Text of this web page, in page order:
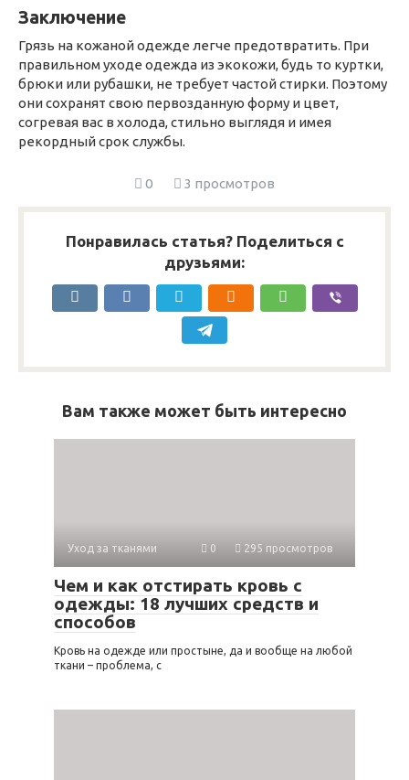
Заключение
Грязь на кожаной одежде легче предотвратить. При
правильном уходе одежда из экокожи, будь то куртки,
брюки или рубашки, не требует частой стирки. Поэтому
они сохранят свою первозданную форму и цвет,
согревая вас в холода, стильно выглядя и имея
рекордный срок службы.
0 3 просмотров
Понравилась статья? Поделиться с
друзьями:
Вам также может быть интересно
Уход за тканями 0 295 просмотров
Чем и как отстирать кровь с
одежды: 18 лучших средств и
способов
Кровь на одежде или простыне, да и вообще на любой
ткани – проблема, с